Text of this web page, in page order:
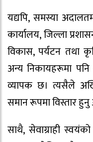
यद्यपि, समस्या
कार्यालय, जिल्ला
विकास, पर्यटन तथा
अन्य निकायहरूमा
व्यापक छ। त्यसैले
समान रूपमा विस्तार हुनु
साथै, सेवाग्राही